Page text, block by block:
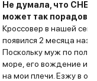
Не думала, что
может так
Кроссовер в нашей
появился 2 месяца
Поскольку муж по
море, его вождение и
на мои плечи. Езжу в